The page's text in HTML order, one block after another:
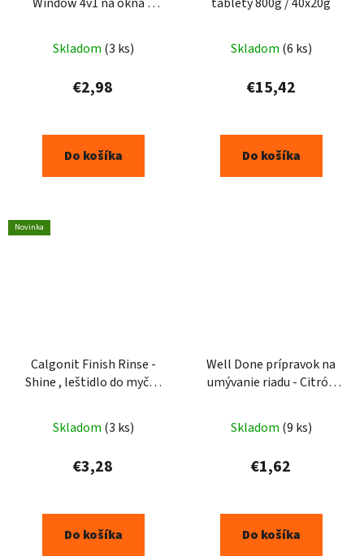
utierky 50ks
Skladom (3 ks)
€2,98
Do košíka
Skladom (6 ks)
€15,42
Do košíka
Novinka
Calgonit Finish Rinse -
Shine , leštidlo do myčky
Skladom (3 ks)
€3,28
Do košíka
Well Done prípravok na
umývanie riadu - Citrón
Skladom (9 ks)
€1,62
Do košíka